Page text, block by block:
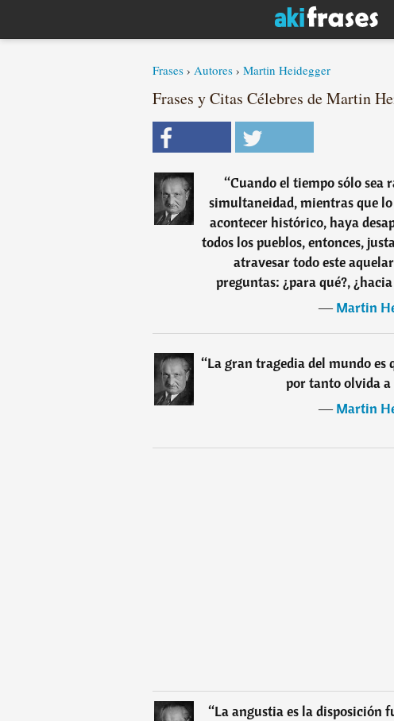
Frases › Autores › Martin Heidegger
Frases y Citas Célebres de Martin
“Cuando el tiempo sólo sea
simultaneidad, mientras que
acontecer histórico, haya
todos los pueblos, entonces,
atravesar todo este
preguntas: ¿para qué?,
―Martin
“La gran tragedia del mundo
por tanto olvida a
―Martin
“La angustia es la disposición